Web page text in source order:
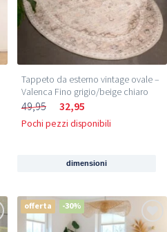
Tappeto da esterno vintage ovale –
Valenca Fino grigio/beige chiaro
49,95 32,95
Pochi pezzi disponibili
dimensioni
offerta -30%